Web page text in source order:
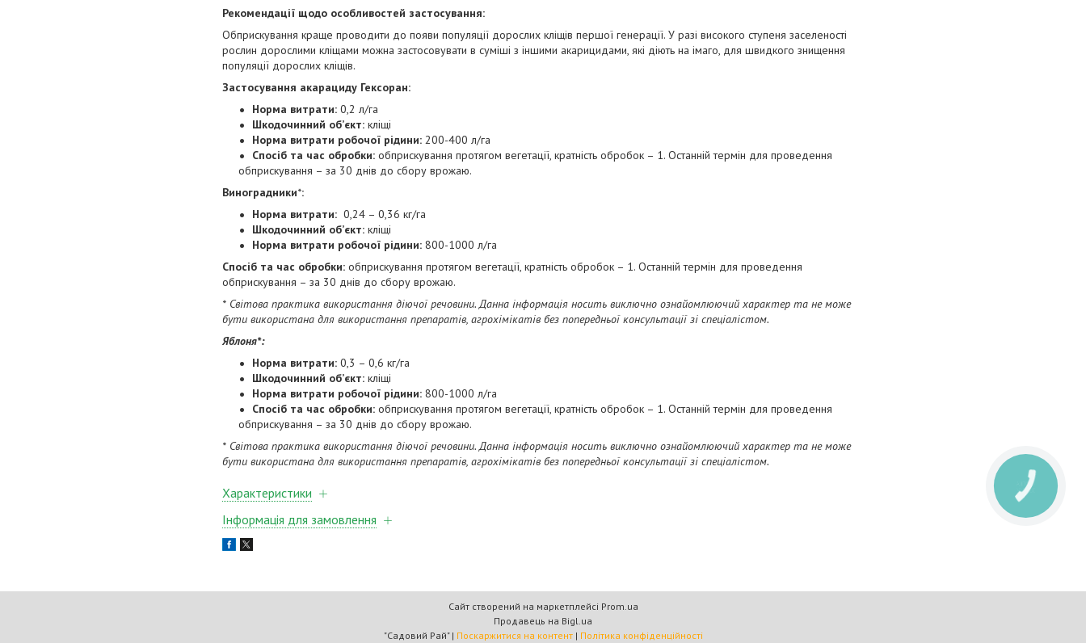
Рекомендації щодо особливостей застосування:
Обприскування краще проводити до появи популяції дорослих кліщів першої генерації. У разі високого ступеня заселеності
рослин дорослими кліщами можна застосовувати в суміші з іншими акарицидами, які діють на імаго, для швидкого знищення
популяції дорослих кліщів.
Застосування акарациду Гексоран:
Норма витрати: 0,2 л/га
Шкодочинний об’єкт: кліщі
Норма витрати робочої рідини: 200-400 л/га
Спосіб та час обробки: обприскування протягом вегетації, кратність обробок – 1. Останній термін для проведення
обприскування – за 30 днів до сбору врожаю.
Виноградники*:
Норма витрати: 0,24 – 0,36 кг/га
Шкодочинний об’єкт: кліщі
Норма витрати робочої рідини: 800-1000 л/га
Спосіб та час обробки: обприскування протягом вегетації, кратність обробок – 1. Останній термін для проведення
обприскування – за 30 днів до сбору врожаю.
* Світова практика використання діючої речовини. Данна iнформацiя носить виключно ознайомлюючий характер та не може
бути використана для використання препаратiв, агрохiмiкатiв без попередньої консультації зі спеціалістом.
Яблоня*:
Норма витрати: 0,3 – 0,6 кг/га
Шкодочинний об’єкт: кліщі
Норма витрати робочої рідини: 800-1000 л/га
Спосіб та час обробки: обприскування протягом вегетації, кратність обробок – 1. Останній термін для проведення
обприскування – за 30 днів до сбору врожаю.
* Світова практика використання діючої речовини. Данна iнформацiя носить виключно ознайомлюючий характер та не може
бути використана для використання препаратiв, агрохiмiкатiв без попередньої консультації зі спеціалістом.
Характеристики
Інформація для замовлення
Сайт створений на маркетплейсі Prom.ua
Продавець на Bigl.ua
"Садовий Рай" | Поскаржитися на контент | Політика конфіденційності
КНОПКА
ЗВ'ЯЗКУ